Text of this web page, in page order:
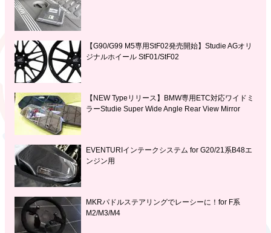
【G90/G99 M5専用StF02発売開始】Studie AGオリ
ジナルホイール StF01/StF02
【NEW Typeリリース】BMW専用ETC対応ワイドミ
ラーStudie Super Wide Angle Rear View Mirror
EVENTURIインテークシステム for G20/21系B48エ
ンジン用
MKRパドルステアリングでレーシーに！for F系
M2/M3/M4